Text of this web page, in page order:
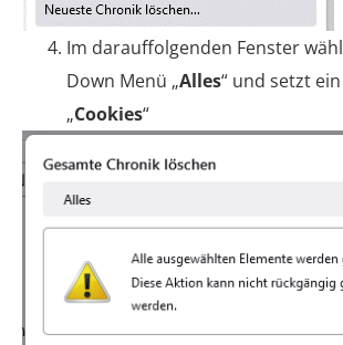
Im darauffolgenden Fenster
Down Menü „Alles“ und setzt
„Cookies“